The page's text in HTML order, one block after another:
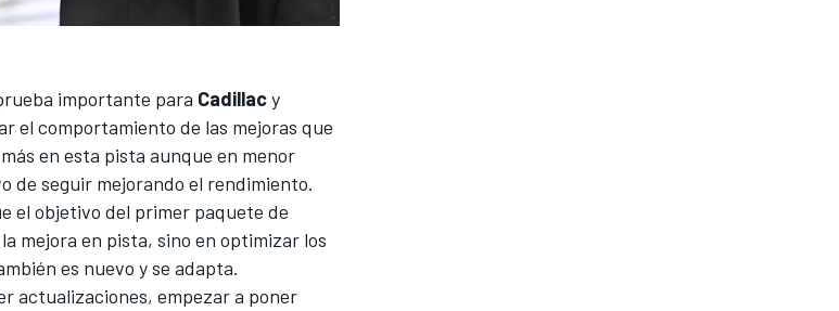
importante para Cadillacy
el comportamiento de las mejoras que
en esta pista aunque en menor
de seguir mejorando el rendimiento.
el objetivo del primer paquete de
mejora en pista, sino en optimizar los
es nuevo y se adapta.
actualizaciones, empezar a poner